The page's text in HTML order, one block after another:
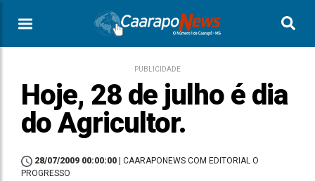
PUBLICIDADE
Hoje, 28 de julho é dia
do Agricultor.
28/07/2009 00:00:00
| CAARAPONEWS COM EDITORIAL O
PROGRESSO